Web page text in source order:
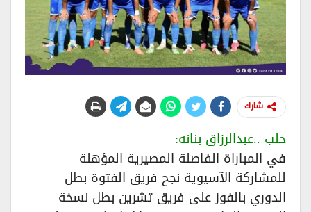
شارك
حلب ..عبدالرزاق بنانه:
في المباراة الفاصلة المصيرية المؤهلة
للمشاركة الآسيوية نجح فريق الفتوة بطل
الدوري بالفوز على فريق تشرين بطل نسخة